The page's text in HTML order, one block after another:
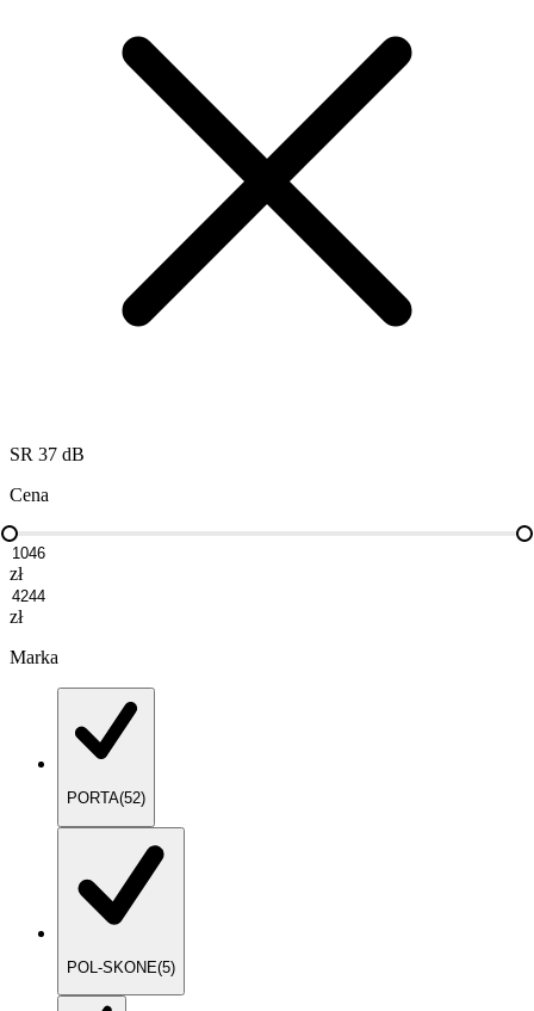
SR 37 dB
Cena
zł
zł
Marka
PORTA(52)
POL-SKONE(5)